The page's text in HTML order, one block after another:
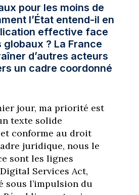
pour les moins de
l’État entend-il en
effective face
? La France
d’autres acteurs
un cadre coordonné
jour, ma priorité est
texte solide
conforme au droit
juridique, nous le
sont les lignes
Services Act,
sous l’impulsion du